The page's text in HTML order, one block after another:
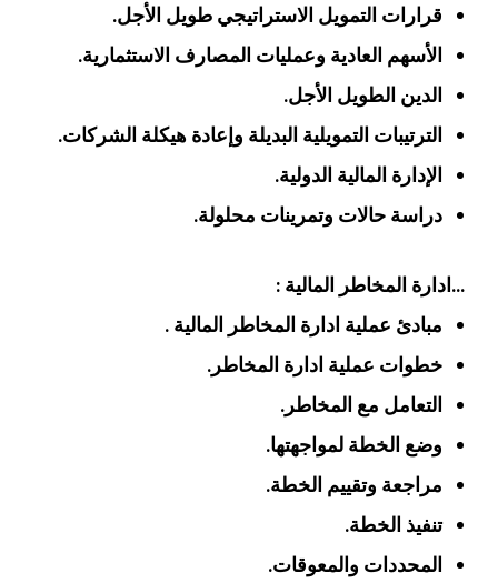
قرارات التمويل الاستراتيجي طويل الأجل.
الأسهم العادية وعمليات المصارف الاستثمارية.
الدين الطويل الأجل.
الترتيبات التمويلية البديلة وإعادة هيكلة الشركات.
الإدارة المالية الدولية.
دراسة حالات وتمرينات محلولة.
…ادارة المخاطر المالية :
مبادئ عملية ادارة المخاطر المالية .
خطوات عملية ادارة المخاطر.
التعامل مع المخاطر.
وضع الخطة لمواجهتها.
مراجعة وتقييم الخطة.
تنفيذ الخطة.
المحددات والمعوقات.